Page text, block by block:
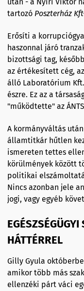
tartozó Poszterház
Erősíti a
haszonnal járó
bizottsági tag,
az értékesített cég,
álló Laboratórium
észre. Ez az a
"működtette" az
A kormányváltás után
államtitkár hűtlen
ismereten tettes
körülmények között
politikai
Nincs azonban jele
jogi, vagy egyéb
HÁTTÉRREL
Gilly Gyula
amikor több más
ellenzéki párt váci